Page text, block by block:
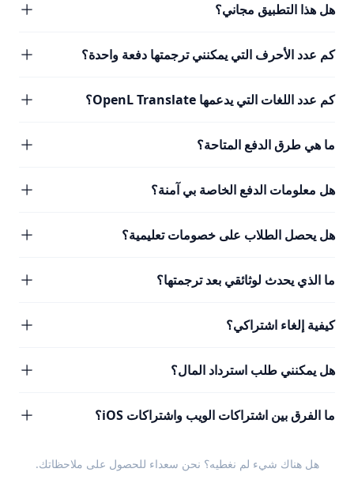
هل هذا التطبيق مجاني؟
كم عدد الأحرف التي يمكنني ترجمتها دفعة واحدة؟
كم عدد اللغات التي يدعمها OpenL Translate؟
ما هي طرق الدفع المتاحة؟
هل معلومات الدفع الخاصة بي آمنة؟
هل يحصل الطلاب على خصومات تعليمية؟
ما الذي يحدث لوثائقي بعد ترجمتها؟
كيفية إلغاء اشتراكي؟
هل يمكنني طلب استرداد المال؟
ما الفرق بين اشتراكات الويب واشتراكات iOS؟
هل هناك شيء لم نغطيه؟ نحن سعداء للحصول على ملاحظاتك.